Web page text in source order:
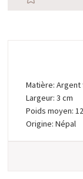
Matière: Argent
Largeur: 3 cm
Poids moyen:
Origine: Népal